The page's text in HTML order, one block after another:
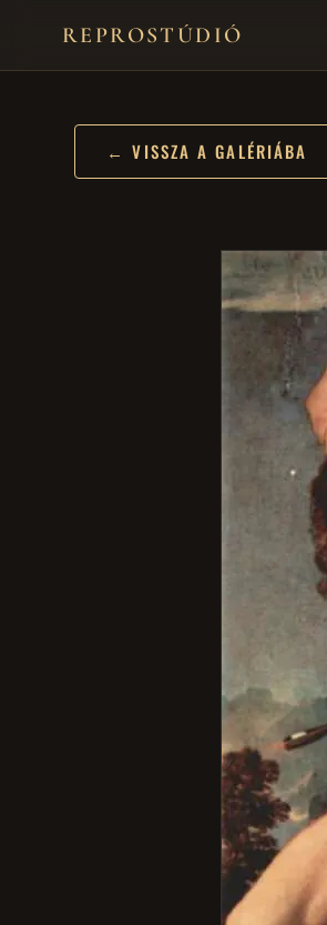
REPROSTÚDIÓ
← VISSZA A GALÉRIÁBA